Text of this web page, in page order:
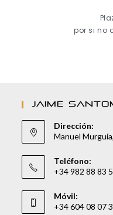
por si no
JAIME
Dirección:
Manuel
Teléfono:
+34 982 88 83
Móvil:
+34 604 08 07